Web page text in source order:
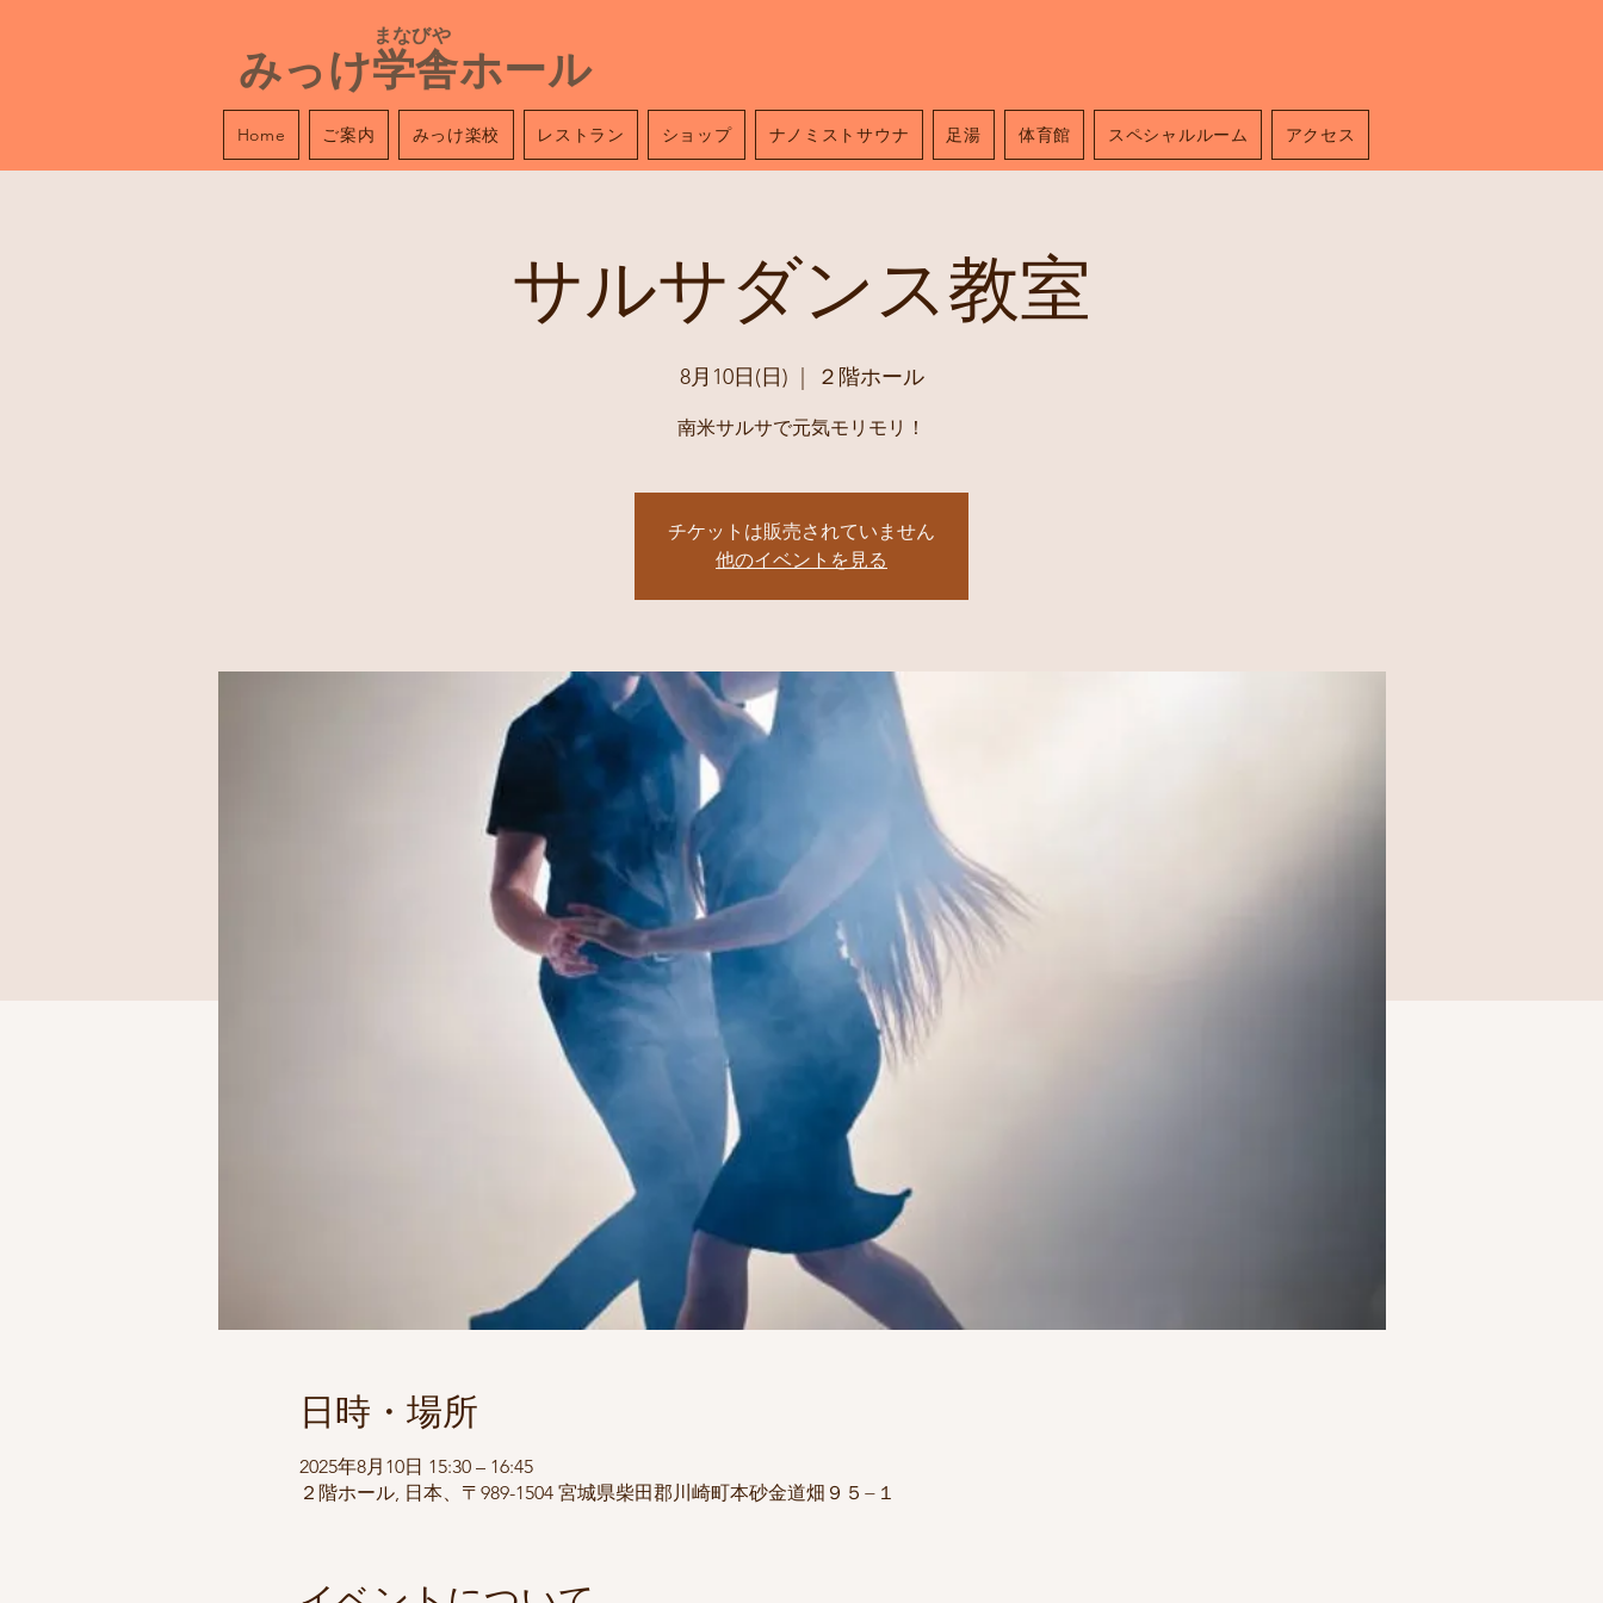
​ まなびや
みっけ学舎ホール
Home ご案内 みっけ楽校 レストラン ショップ ナノミストサウナ 足湯 体育館 スペシャルルーム アクセス
サルサダンス教室
8月10日(日) ２階ホール
南米サルサで元気モリモリ！
チケットは販売されていません
他のイベントを見る
日時・場所
2025年8月10日 15:30 – 16:45
２階ホール, 日本、〒989-1504 宮城県柴田郡川崎町本砂金道畑９５−１